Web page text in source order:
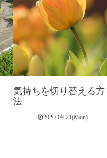
気持ちを切り替える方
法
2020-09-21(Mon)